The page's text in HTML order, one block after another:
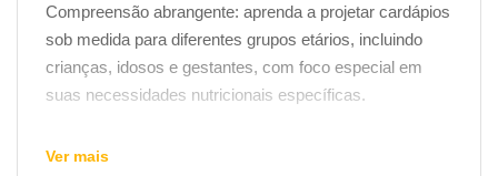
Compreensão abrangente: aprenda a projetar cardápios
sob medida para diferentes grupos etários, incluindo
crianças, idosos e gestantes, com foco especial em
suas necessidades nutricionais específicas.
Abordagem sustentável: descubra como reduzir o
Ver mais